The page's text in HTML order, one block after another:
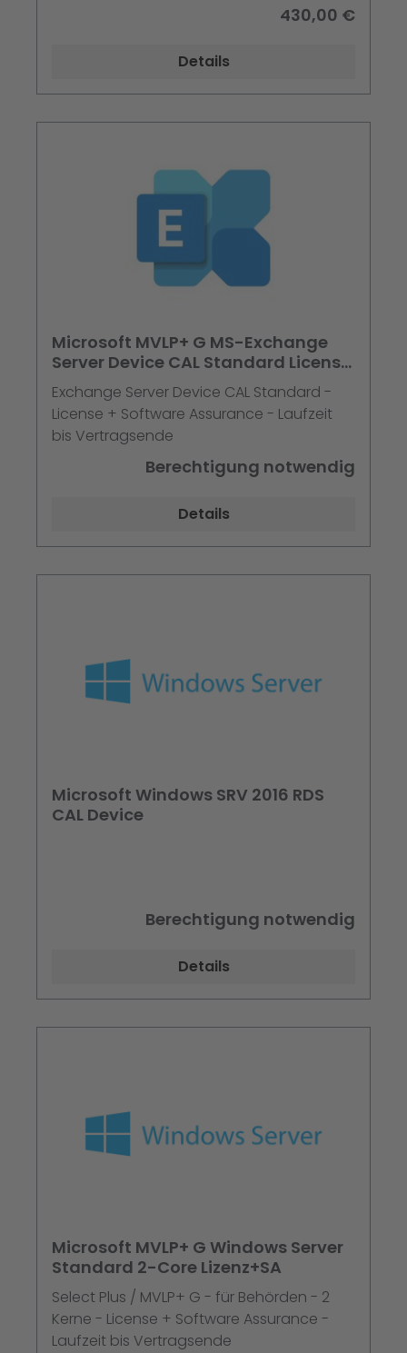
430,00 €
Details
Microsoft MVLP+ G MS-Exchange
Server Device CAL Standard License
+ Software Assurance
Exchange Server Device CAL Standard -
License + Software Assurance - Laufzeit
bis Vertragsende
Berechtigung notwendig
Details
Microsoft Windows SRV 2016 RDS
CAL Device
Berechtigung notwendig
Details
Microsoft MVLP+ G Windows Server
Standard 2-Core Lizenz+SA
Select Plus / MVLP+ G - für Behörden - 2
Kerne - License + Software Assurance -
Laufzeit bis Vertragsende